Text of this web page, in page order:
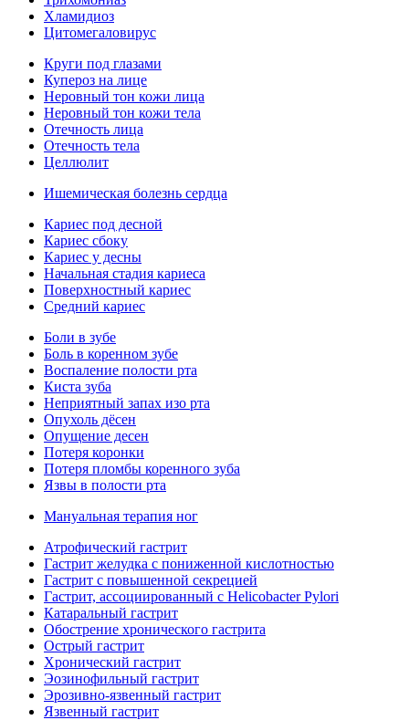
Хламидиоз
Цитомегаловирус
Круги под глазами
Купероз на лице
Неровный тон кожи лица
Неровный тон кожи тела
Отечность лица
Отечность тела
Целлюлит
Ишемическая болезнь сердца
Кариес под десной
Кариес сбоку
Кариес у десны
Начальная стадия кариеса
Поверхностный кариес
Средний кариес
Боли в зубе
Боль в коренном зубе
Воспаление полости рта
Киста зуба
Неприятный запах изо рта
Опухоль дёсен
Опущение десен
Потеря коронки
Потеря пломбы коренного зуба
Язвы в полости рта
Мануальная терапия ног
Атрофический гастрит
Гастрит желудка с пониженной кислотностью
Гастрит с повышенной секрецией
Гастрит, ассоциированный с Helicobacter Pylori
Катаральный гастрит
Обострение хронического гастрита
Острый гастрит
Хронический гастрит
Эозинофильный гастрит
Эрозивно-язвенный гастрит
Язвенный гастрит